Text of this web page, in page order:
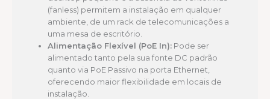
(fanless) permitem a instalação em qualquer
ambiente, de um rack de telecomunicações a
uma mesa de escritório.
Alimentação Flexível (PoE In): Pode ser
alimentado tanto pela sua fonte DC padrão
quanto via PoE Passivo na porta Ethernet,
oferecendo maior flexibilidade em locais de
instalação.